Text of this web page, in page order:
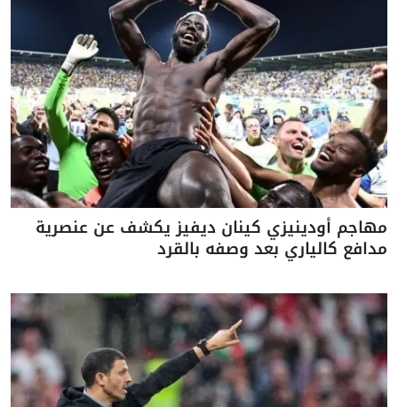
مهاجم أودينيزي كينان ديفيز يكشف عن عنصرية
مدافع كالياري بعد وصفه بالقرد